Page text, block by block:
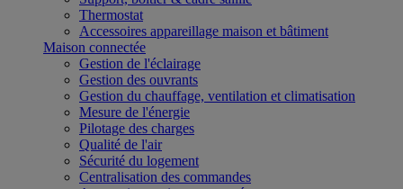
Thermostat
Accessoires appareillage maison et bâtiment
Maison connectée
Gestion de l'éclairage
Gestion des ouvrants
Gestion du chauffage, ventilation et climatisation
Mesure de l'énergie
Pilotage des charges
Qualité de l'air
Sécurité du logement
Centralisation des commandes